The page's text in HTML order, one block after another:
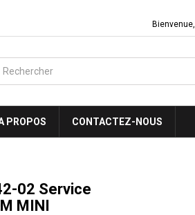
Bienvenue,
PROPOS CONTACTEZ-NOUS
02 Service
MINI